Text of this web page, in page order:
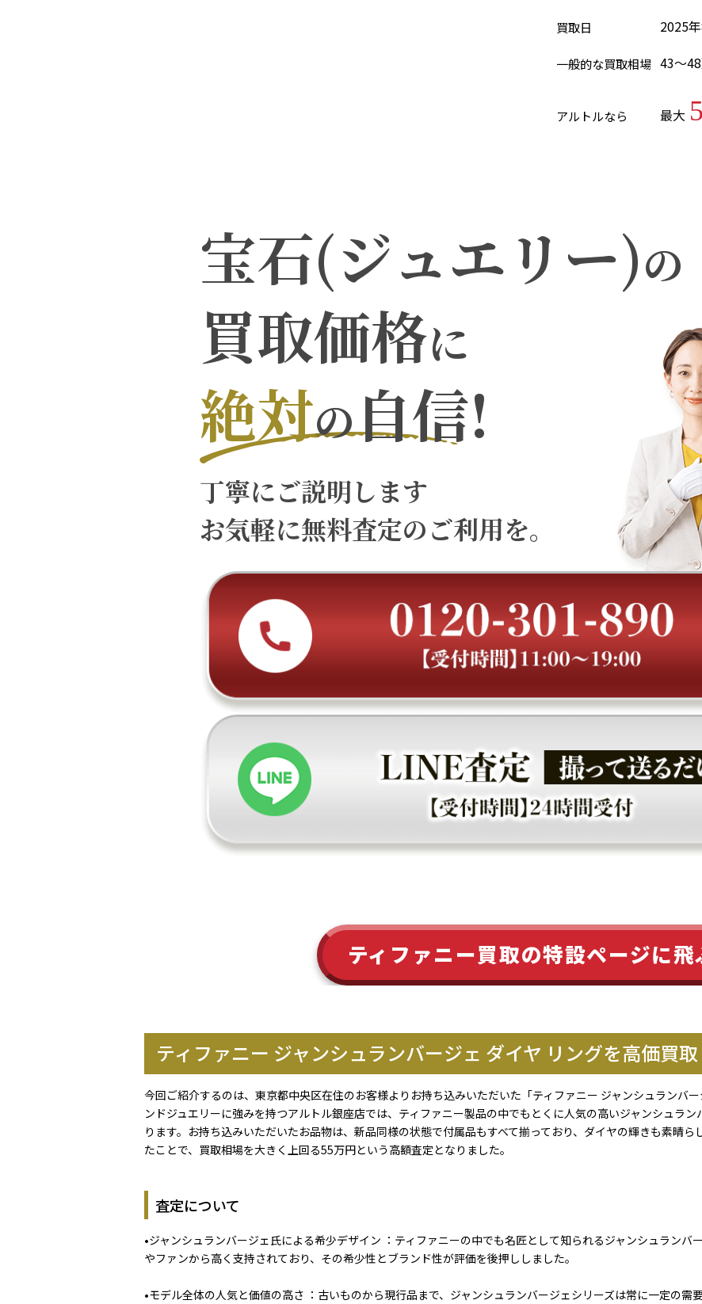
買取日 2025
一般的な買取相場 43～
アルトルなら 最大
宝石(ジュエリー)の
買取価格に
絶対の自信!
丁寧にご説明します
お気軽に無料査定のご利用を。
ティファニー買取の特設ページに飛
ティファニー ジャンシュランバージェ ダイヤ リングを高価買
今回ご紹介するのは、東京都中央区在住のお客様よりお持ち込みいただいた「ティファニー ジャンシュランバ
ンドジュエリーに強みを持つアルトル銀座店では、ティファニー製品の中でもとくに人気の高いジャンシュラ
ります。お持ち込みいただいたお品物は、新品同様の状態で付属品もすべて揃っており、ダイヤの輝きも素晴
たことで、買取相場を大きく上回る55万円という高額査定となりました。
査定について
•ジャンシュランバージェ氏による希少デザイン ：ティファニーの中でも名匠として知られるジャンシュランバ
やファンから高く支持されており、その希少性とブランド性が評価を後押ししました。
•モデル全体の人気と価値の高さ ：古いものから現行品まで、ジャンシュランバージェシリーズは常に一定の需